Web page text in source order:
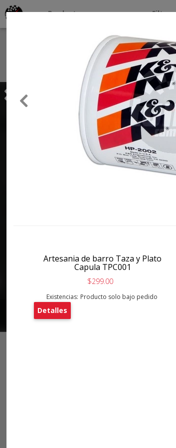
Clients
Productos por marcas
Previous
Artesania de barro Taza y Plato
Capula TPC001
$299.00
Existencias: Producto solo bajo pedido
Detalles